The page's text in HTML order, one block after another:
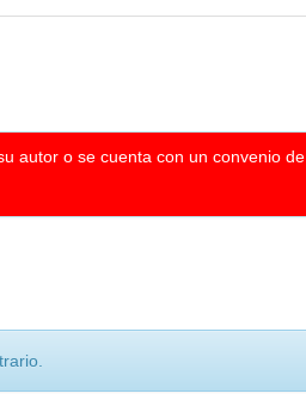
autor o se cuenta con un convenio de